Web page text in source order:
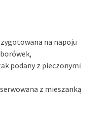
na napoju
podany z pieczonymi
z mieszanką